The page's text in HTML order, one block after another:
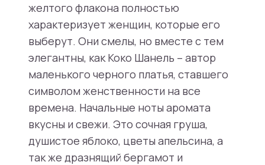
желтого флакона полностью
характеризует женщин, которые его
выберут. Они смелы, но вместе с тем
элегантны, как Коко Шанель – автор
маленького черного платья, ставшего
символом женственности на все
времена. Начальные ноты аромата
вкусны и свежи. Это сочная груша,
душистое яблоко, цветы апельсина, а
так же дразнящий бергамот и